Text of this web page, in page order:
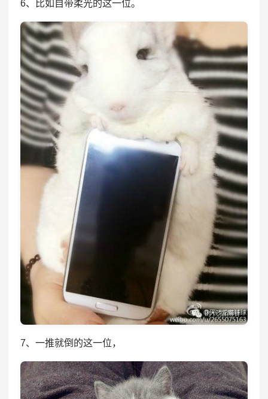
6、比如自带柔光的这一位。
7、一推就倒的这一位，